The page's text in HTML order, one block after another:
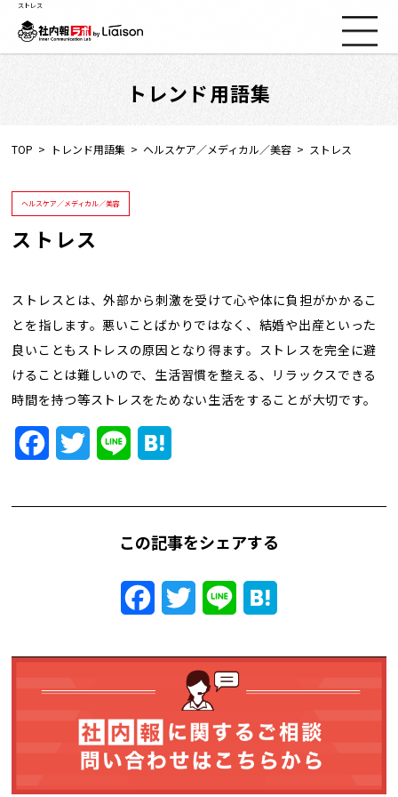
社内報ノウハウ
セミナー情報
Web社内報
資料コーナー
動画コーナー
支援実績
トレンド用語集
社長ブログ
ストレス
トレンド用語集
TOP トレンド用語集 ヘルスケア／メディカル／美容 ストレス
ヘルスケア／メディカル／美容
ストレス
ストレスとは、外部から刺激を受けて心や体に負担がかかるこ
とを指します。悪いことばかりではなく、結婚や出産といった
良いこともストレスの原因となり得ます。ストレスを完全に避
けることは難しいので、生活習慣を整える、リラックスできる
時間を持つ等ストレスをためない生活をすることが大切です。
FacebookTwitter Line
この記事をシェアする
FacebookTwitter Line